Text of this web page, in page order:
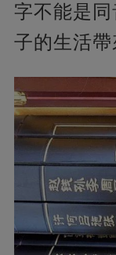
字不能是
子的生活